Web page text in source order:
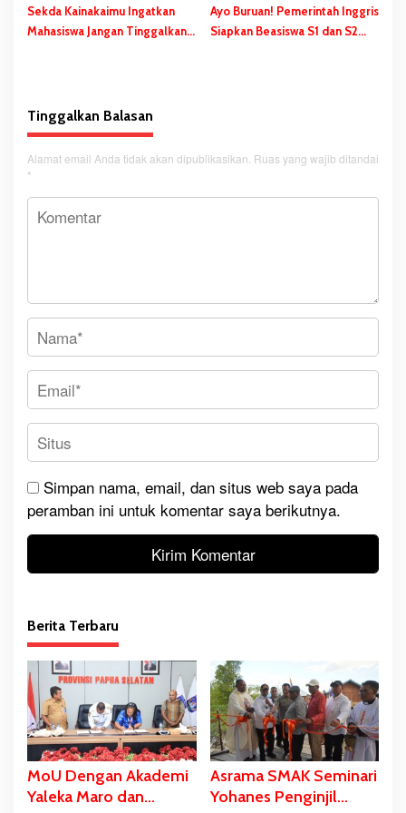
Sekda Kainakaimu Ingatkan
Mahasiswa Jangan Tinggalkan
Ayo Buruan! Pemerintah Inggris
Siapkan Beasiswa S1 dan S2
Tinggalkan Balasan
Alamat email Anda tidak akan dipublikasikan. Ruas yang wajib ditandai
*
Simpan nama, email, dan situs web saya pada
peramban ini untuk komentar saya berikutnya.
Berita Terbaru
MoU Dengan Akademi
Yaleka Maro dan
Asrama SMAK Seminari
Yohanes Penginjil